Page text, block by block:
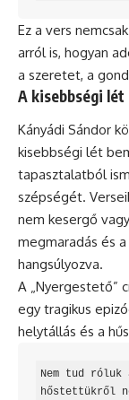
Ez a vers
arról is, hogyan
a szeretet, a
A kisebbségi
Kányádi Sándor
kisebbségi lét
tapasztalatból
szépségét.
nem kesergő
megmaradás és
hangsúlyozva.
A „Nyergestető”
egy tragikus
helytállás és a
Nem tud róluk
hőstettükről